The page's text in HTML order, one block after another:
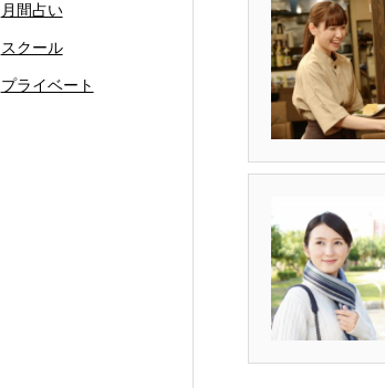
月間占い
スクール
プライベート